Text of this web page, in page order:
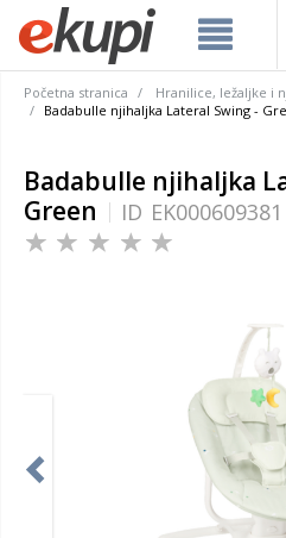
Početna stranica
Hranilice, ležaljke i
Badabulle njihaljka Lateral Swing -
Badabulle njihaljka
Green
ID EK000609381